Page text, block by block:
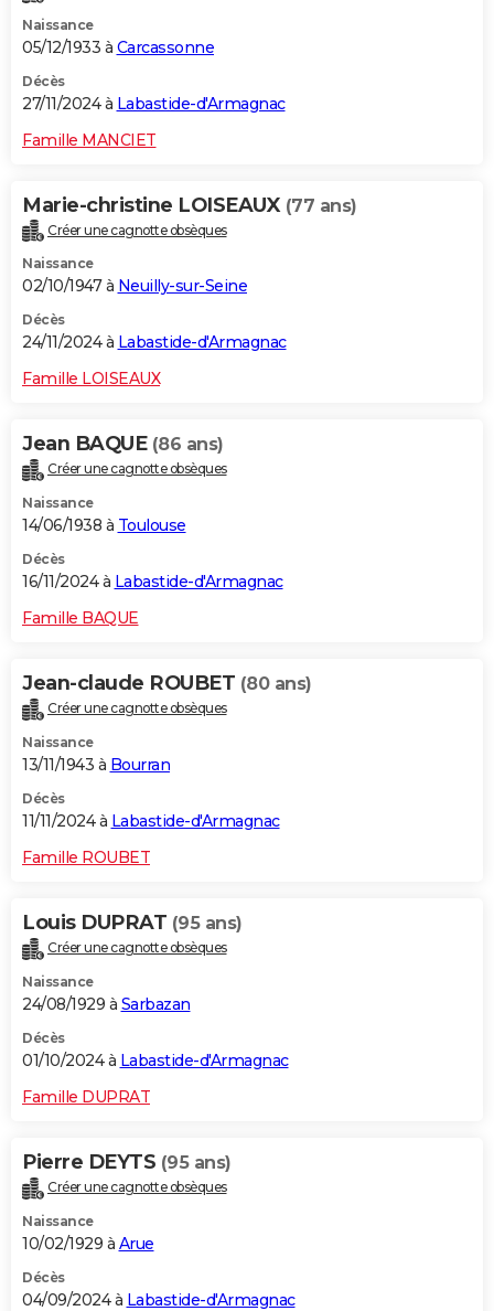
Naissance
05/12/1933 à Carcassonne
Décès
27/11/2024 à Labastide-d'Armagnac
Famille MANCIET
Marie-christine LOISEAUX (77 ans)
Créer une cagnotte obsèques
Naissance
02/10/1947 à Neuilly-sur-Seine
Décès
24/11/2024 à Labastide-d'Armagnac
Famille LOISEAUX
Jean BAQUE (86 ans)
Créer une cagnotte obsèques
Naissance
14/06/1938 à Toulouse
Décès
16/11/2024 à Labastide-d'Armagnac
Famille BAQUE
Jean-claude ROUBET (80 ans)
Créer une cagnotte obsèques
Naissance
13/11/1943 à Bourran
Décès
11/11/2024 à Labastide-d'Armagnac
Famille ROUBET
Louis DUPRAT (95 ans)
Créer une cagnotte obsèques
Naissance
24/08/1929 à Sarbazan
Décès
01/10/2024 à Labastide-d'Armagnac
Famille DUPRAT
Pierre DEYTS (95 ans)
Créer une cagnotte obsèques
Naissance
10/02/1929 à Arue
Décès
04/09/2024 à Labastide-d'Armagnac